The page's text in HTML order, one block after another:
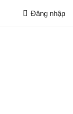
Đăng nhập